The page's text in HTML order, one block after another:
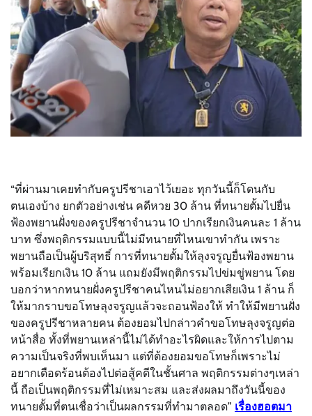
“ที่ผ่านมาเคยทำกับครูปรีชาเอาไว้เยอะ ทุกวันนี้ก็โดนกับ
ตนเองบ้าง ยกตัวอย่างเช่น คดีหวย 30 ล้าน ที่ทนายตั้มไปยื่น
ฟ้องพยานฝั่งของครูปรีชาจำนวน 10 ปากเรียกเงินคนละ 1 ล้าน
บาท ซึ่งพฤติกรรมแบบนี้ไม่มีทนายที่ไหนเขาทำกัน เพราะ
พยานถือเป็นผู้บริสุทธิ์ การที่ทนายตั้มให้ลุงจรูญยื่นฟ้องพยาน
พร้อมเรียกเงิน 10 ล้าน แถมยังมีพฤติกรรมไปข่มขู่พยาน โดย
บอกว่าหากทนายฝั่งครูปรีชาคนไหนไม่อยากเสียเงิน 1 ล้าน ก็
ให้มากราบขอโทษลุงจรูญแล้วจะถอนฟ้องให้ ทำให้มีพยานฝั่ง
ของครูปรีชาหลายคน ต้องยอมไปกล่าวคำขอโทษลุงจรูญต่อ
หน้าสื่อ ทั้งที่พยานเหล่านี้ไม่ได้ทำอะไรผิดและให้การไปตาม
ความเป็นจริงที่พบเห็นมา แต่ที่ต้องยอมขอโทษก็เพราะไม่
อยากเดือดร้อนต้องไปต่อสู้คดีในชั้นศาล พฤติกรรมต่างๆเหล่า
นี้ ถือเป็นพฤติกรรมที่ไม่เหมาะสม และส่งผลมาถึงวันนี้ของ
ทนายตั้มที่ตนเชื่อว่าเป็นผลกรรมที่ทำมาตลอด” เรื่องฮอตมา